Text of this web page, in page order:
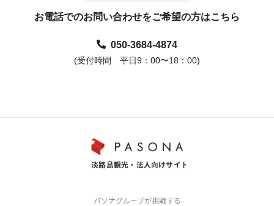
お電話でのお問い合わせをご希望の方はこちら
050-3684-4874
(受付時間 平日9：00〜18：00)
パソナグループが挑戦する